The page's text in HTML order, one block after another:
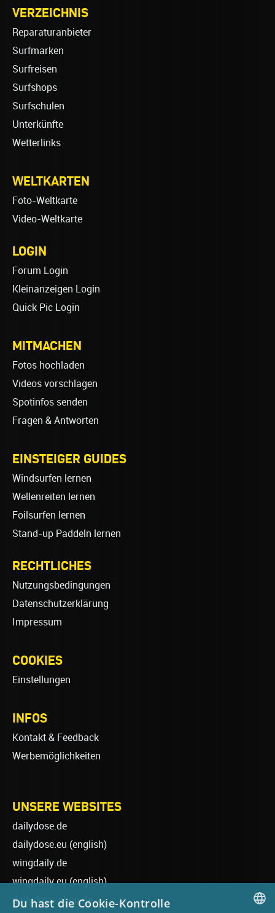
VERZEICHNIS
Reparaturanbieter
Surfmarken
Surfreisen
Surfshops
Surfschulen
Unterkünfte
Wetterlinks
WELTKARTEN
Foto-Weltkarte
Video-Weltkarte
LOGIN
Forum Login
Kleinanzeigen Login
Quick Pic Login
MITMACHEN
Fotos hochladen
Videos vorschlagen
Spotinfos senden
Fragen & Antworten
EINSTEIGER GUIDES
Windsurfen lernen
Wellenreiten lernen
Foilsurfen lernen
Stand-up Paddeln lernen
RECHTLICHES
Nutzungsbedingungen
Datenschutzerklärung
Impressum
COOKIES
Einstellungen
INFOS
Kontakt & Feedback
Werbemöglichkeiten
UNSERE WEBSITES
dailydose.de
dailydose.eu (english)
wingdaily.de
wingdaily.eu(english)
dailydose-shop.de
Du hast die Cookie-Kontrolle